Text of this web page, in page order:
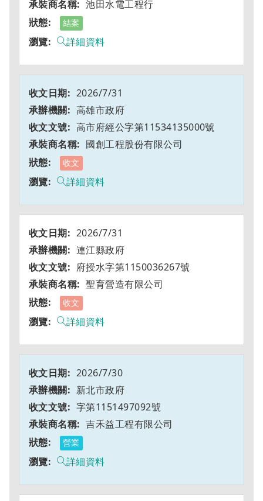
池田水電工程行
結案
詳細資料
2026/7/31
高雄市政府
高市府經公字第11534135000號
國創工程股份有限公司
收文
詳細資料
2026/7/31
連江縣政府
府授水字第1150036267號
聖育營造有限公司
收文
詳細資料
2026/7/30
新北市政府
字第1151497092號
吉禾益工程有限公司
營業
詳細資料